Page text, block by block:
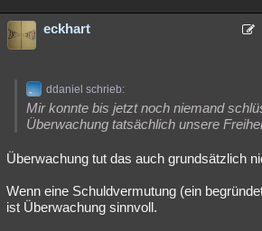
eckhart
ddaniel schrieb:
Mir konnte bis jetzt noch niemand
Überwachung tatsächlich unsere
Überwachung tut das auch grundsätzlich
Wenn eine Schuldvermutung (ein
ist Überwachung sinnvoll.